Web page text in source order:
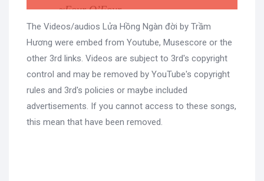
The Videos/audios Lửa Hồng Ngàn đời by Trầm
Hương were embed from Youtube, Musescore or the
other 3rd links. Videos are subject to 3rd's copyright
control and may be removed by YouTube's copyright
rules and 3rd's policies or maybe included
advertisements. If you cannot access to these songs,
this mean that have been removed.